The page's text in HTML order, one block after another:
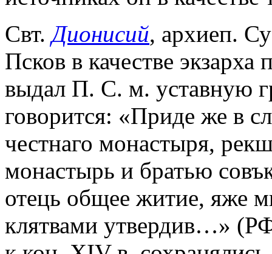
Свт.Дионисий, архиеп.
Псков в качестве
выдал П. С. м. уставную
говорится: «Приде же в
честнаго монастыря,
монастырь и братью
отець общее житие, яже
клятвами утвердив…»